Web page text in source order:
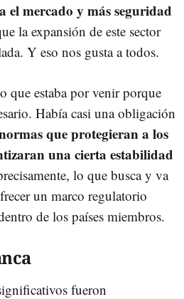
el mercado y más seguridad
la expansión de este sector
Y eso nos gusta a todos.
que estaba por venir porque
Había casi una obligación
que protegieran a los
una cierta estabilidad
lo que busca y va
un marco regulatorio
de los países miembros.
fueron